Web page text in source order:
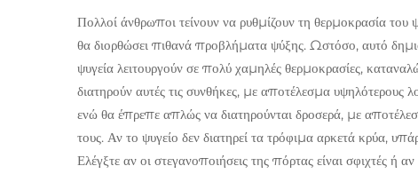
Πολλοί άνθρωποι τείνουν να ρυθμίζουν τη θερμοκρασία του
θα διορθώσει πιθανά προβλήματα ψύξης. Ωστόσο, αυτό
ψυγεία λειτουργούν σε πολύ χαμηλές θερμοκρασίες,
διατηρούν αυτές τις συνθήκες, με αποτέλεσμα
ενώ θα έπρεπε απλώς να διατηρούνται δροσερά, με
τους. Αν το ψυγείο δεν διατηρεί τα τρόφιμα αρκετά κρύα,
Ελέγξτε αν οι στεγανοποιήσεις της πόρτας είναι σφιχτές ή